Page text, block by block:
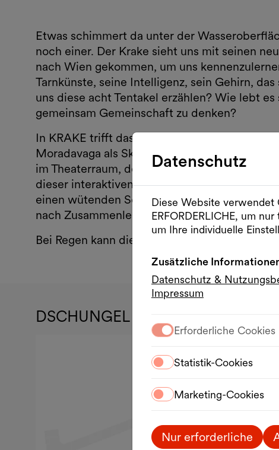
Etwas schimmert da unter der
noch einer. Der Krake sieht uns mit seinen
nach Wien gekommen, um uns
Tarnkünste, seine Intelligenz, sein Gehirn,
uns diese acht Tentakel erzählen? Wie lebt
gemeinsam Gemeinschaft zu denken?
In KRAKE trifft das Publikum drei
Moradavaga als Skulptur für den öffentlichen
im Theaterraum, der eine klare Grenze
dieser interaktiven Performance das
einen wütenden Seestern und eine
nach Zusammenleben und Kommunikation
Bei Regen kann die Vorstellung nicht
DSCHUNGEL WIEN
Datenschutz
Diese Website verwendet
ERFORDERLICHE, um
um Ihre individuelle
Zusätzliche
Datenschutz &
Impressum
Erforderliche Cookies
Statistik-Cookies
Marketing-Cookies
Nur erforderliche